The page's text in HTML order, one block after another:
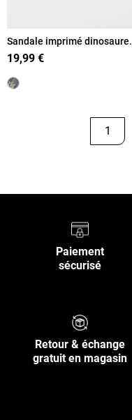
Sandale imprimé dinosaure
garçon (18-23)
19,99 €
1
Paiement
sécurisé
Retour & échange
gratuit en magasin